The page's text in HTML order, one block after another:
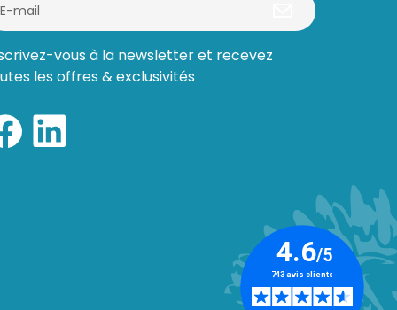
vous à la newsletter et recevez
les offres & exclusivités